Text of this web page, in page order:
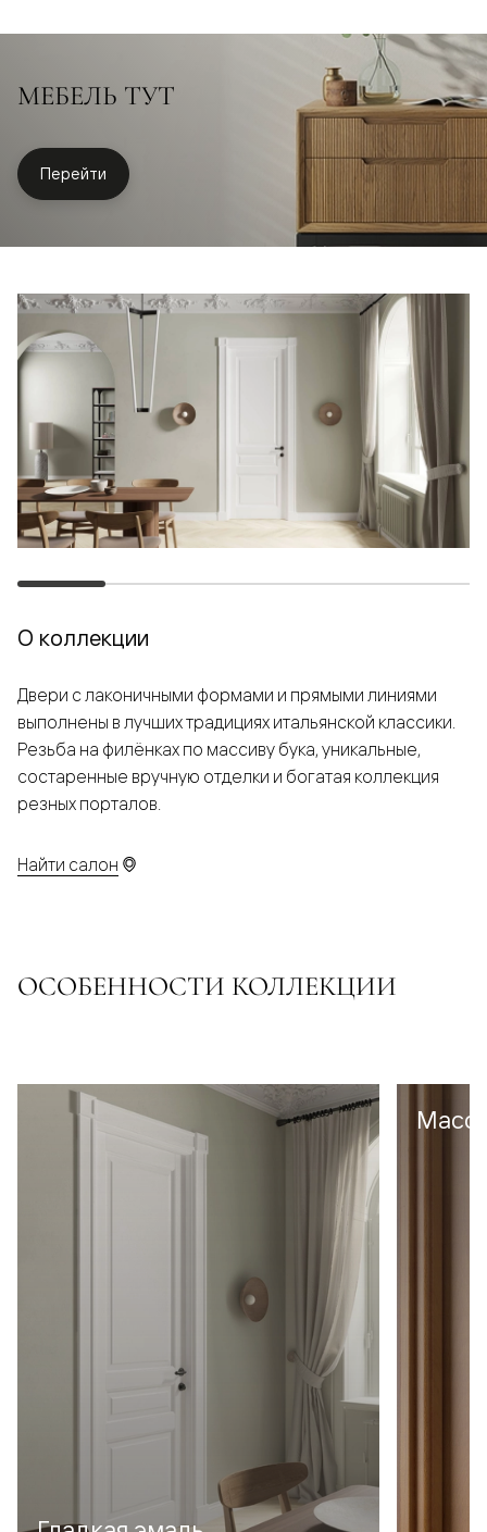
МЕБЕЛЬ ТУТ
Перейти
О коллекции
Двери с лаконичными формами и прямыми линиями
выполнены в лучших традициях итальянской классики.
Резьба на филёнках по массиву бука, уникальные,
состаренные вручную отделки и богатая коллекция
резных порталов.
Найти салон
ОСОБЕННОСТИ КОЛЛЕКЦИИ